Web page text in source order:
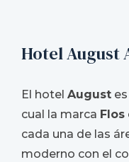
Hotel August
El hotel August
cual la marca Flos
cada una de las
moderno con el